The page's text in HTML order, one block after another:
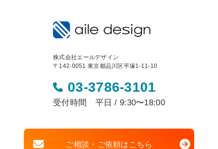
株式会社エールデザイン
〒142-0051 東京都品川区平塚1-11-10
03-3786-3101
受付時間 平日 / 9:30〜18:00
ご相談・ご依頼はこちら